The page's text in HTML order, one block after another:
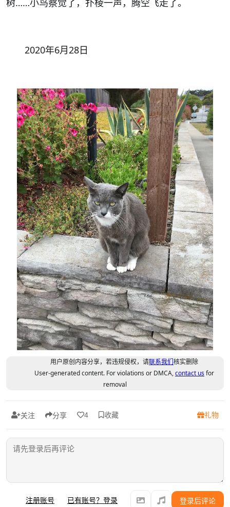
树……小鸟察觉了，扑棱一声，腾空飞走了。
2020年6月28日
用户原创内容分享，若违规侵权，请联系我们核实删除
User-generated content. For violations or DMCA,contact usfor
removal
关注 分享 4 收藏 礼物
注册账号 已有账号？登录 登录后评论